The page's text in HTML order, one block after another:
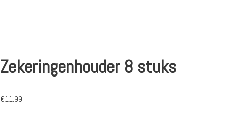
Zekeringenhouder 8 stuks
€11.99